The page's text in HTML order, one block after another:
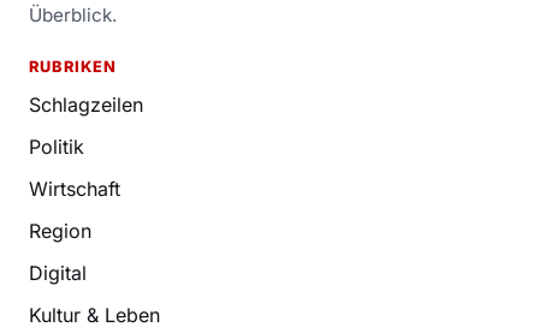
Überblick.
RUBRIKEN
Schlagzeilen
Politik
Wirtschaft
Region
Digital
Kultur & Leben